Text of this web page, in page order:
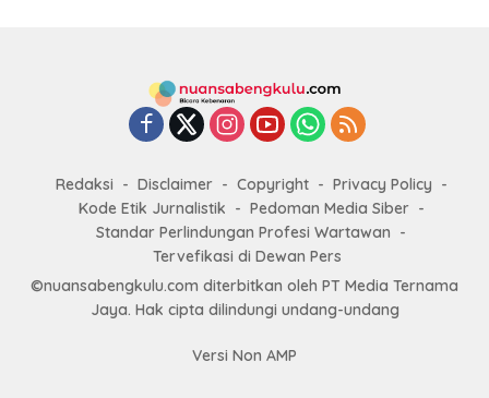
Redaksi Disclaimer Copyright
Privacy Policy
Kode Etik Jurnalistik
Pedoman Media Siber
Standar Perlindungan Profesi Wartawan
Tervefikasi di Dewan Pers
©nuansabengkulu.com diterbitkan oleh PT Media Ternama
Jaya. Hak cipta dilindungi undang-undang
Versi Non AMP